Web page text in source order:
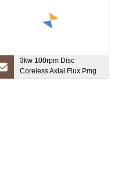
3kw 100rpm Disc
Coreless Axial Flux Pmg
con BV